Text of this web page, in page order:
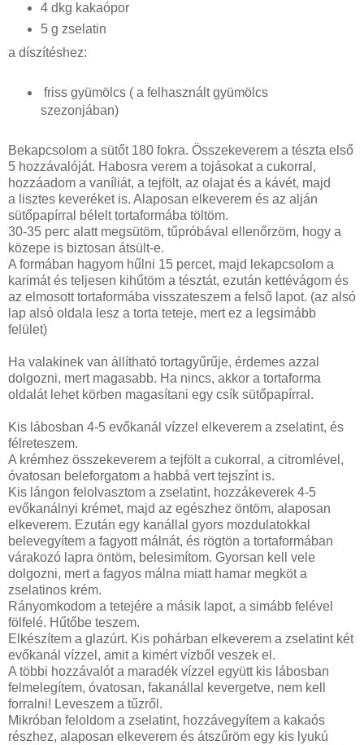
4 dkg kakaópor
5 g zselatin
a díszítéshez:
friss gyümölcs ( a felhasznált gyümölcs
szezonjában)
Bekapcsolom a sütőt 180 fokra. Összekeverem a tészta első
5 hozzávalóját. Habosra verem a tojásokat a cukorral,
hozzáadom a vaníliát, a tejfölt, az olajat és a kávét, majd
a lisztes keveréket is. Alaposan elkeverem és az alján
sütőpapírral bélelt tortaformába töltöm.
30-35 perc alatt megsütöm, tűpróbával ellenőrzöm, hogy a
közepe is biztosan átsült-e.
A formában hagyom hűlni 15 percet, majd lekapcsolom a
karimát és teljesen kihűtöm a tésztát, ezután kettévágom és
az elmosott tortaformába visszateszem a felső lapot. (az alsó
lap alsó oldala lesz a torta teteje, mert ez a legsimább
felület)
Ha valakinek van állítható tortagyűrűje, érdemes azzal
dolgozni, mert magasabb. Ha nincs, akkor a tortaforma
oldalát lehet körben magasítani egy csík sütőpapírral.
Kis lábosban 4-5 evőkanál vízzel elkeverem a zselatint, és
félreteszem.
A krémhez összekeverem a tejfölt a cukorral, a citromlével,
óvatosan beleforgatom a habbá vert tejszínt is.
Kis lángon felolvasztom a zselatint, hozzákeverek 4-5
evőkanálnyi krémet, majd az egészhez öntöm, alaposan
elkeverem. Ezután egy kanállal gyors mozdulatokkal
belevegyítem a fagyott málnát, és rögtön a tortaformában
várakozó lapra öntöm, belesimítom. Gyorsan kell vele
dolgozni, mert a fagyos málna miatt hamar megköt a
zselatinos krém.
Rányomkodom a tetejére a másik lapot, a simább felével
fölfelé. Hűtőbe teszem.
Elkészítem a glazúrt. Kis pohárban elkeverem a zselatint két
evőkanál vízzel, amit a kimért vízből veszek el.
A többi hozzávalót a maradék vízzel együtt kis lábosban
felmelegítem, óvatosan, fakanállal kevergetve, nem kell
forralni! Leveszem a tűzről.
Mikróban feloldom a zselatint, hozzávegyítem a kakaós
részhez, alaposan elkeverem és átszűröm egy kis lyukú